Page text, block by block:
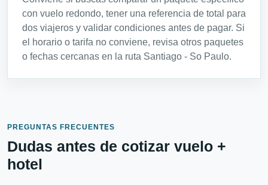
con vuelo redondo, tener una referencia de total para
dos viajeros y validar condiciones antes de pagar. Si
el horario o tarifa no conviene, revisa otros paquetes
o fechas cercanas en la ruta Santiago - So Paulo.
PREGUNTAS FRECUENTES
Dudas antes de cotizar vuelo +
hotel